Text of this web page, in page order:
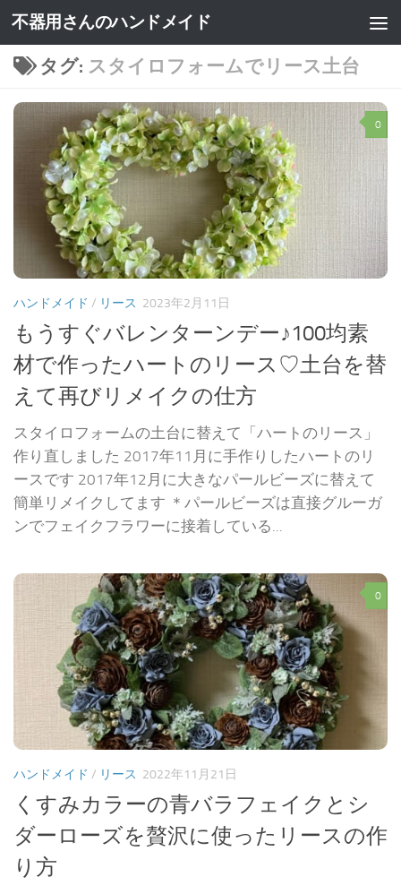
不器用さんのハンドメイド
タグ: スタイロフォームでリース土台
0
ハンドメイド / リース 2023年2月11日
もうすぐバレンターンデー♪100均素
材で作ったハートのリース♡土台を替
えて再びリメイクの仕方
スタイロフォームの土台に替えて「ハートのリース」
作り直しました 2017年11月に手作りしたハートのリ
ースです 2017年12月に大きなパールビーズに替えて
簡単リメイクしてます ＊パールビーズは直接グルーガ
ンでフェイクフラワーに接着している...
0
ハンドメイド / リース 2022年11月21日
くすみカラーの青バラフェイクとシ
ダーローズを贅沢に使ったリースの作
り方